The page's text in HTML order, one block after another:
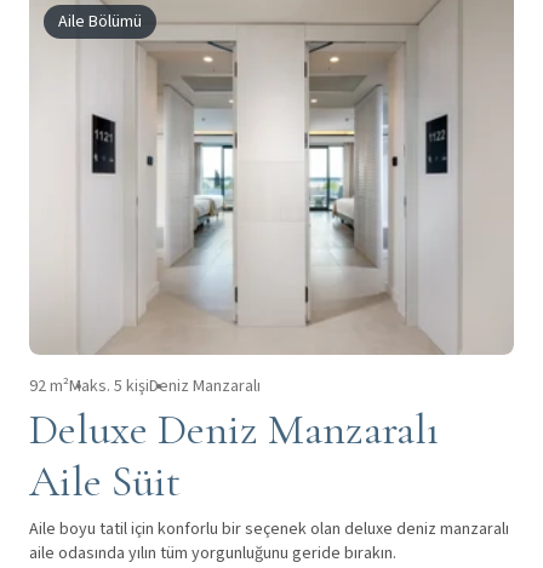
Aile Bölümü
92 m²Maks. 5 kişiDeniz Manzaralı
Deluxe Deniz Manzaralı
Aile Süit
Aile boyu tatil için konforlu bir seçenek olan deluxe deniz manzaralı
aile odasında yılın tüm yorgunluğunu geride bırakın.